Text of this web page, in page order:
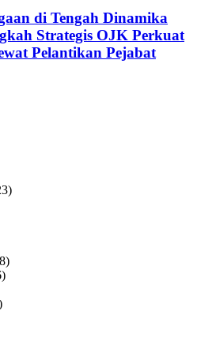
di Tengah Dinamika
Strategis OJK Perkuat
Pelantikan Pejabat